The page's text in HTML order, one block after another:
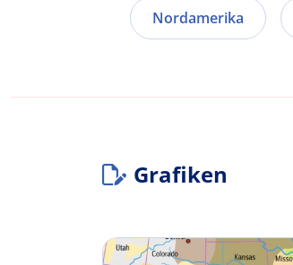
Nordamerika
Grafiken